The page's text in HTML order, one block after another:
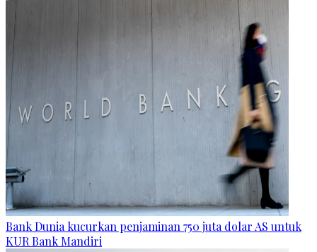
Bank Dunia kucurkan penjaminan 750 juta dolar AS untuk
KUR Bank Mandiri